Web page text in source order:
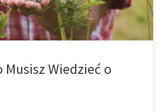
Musisz Wiedzieć o